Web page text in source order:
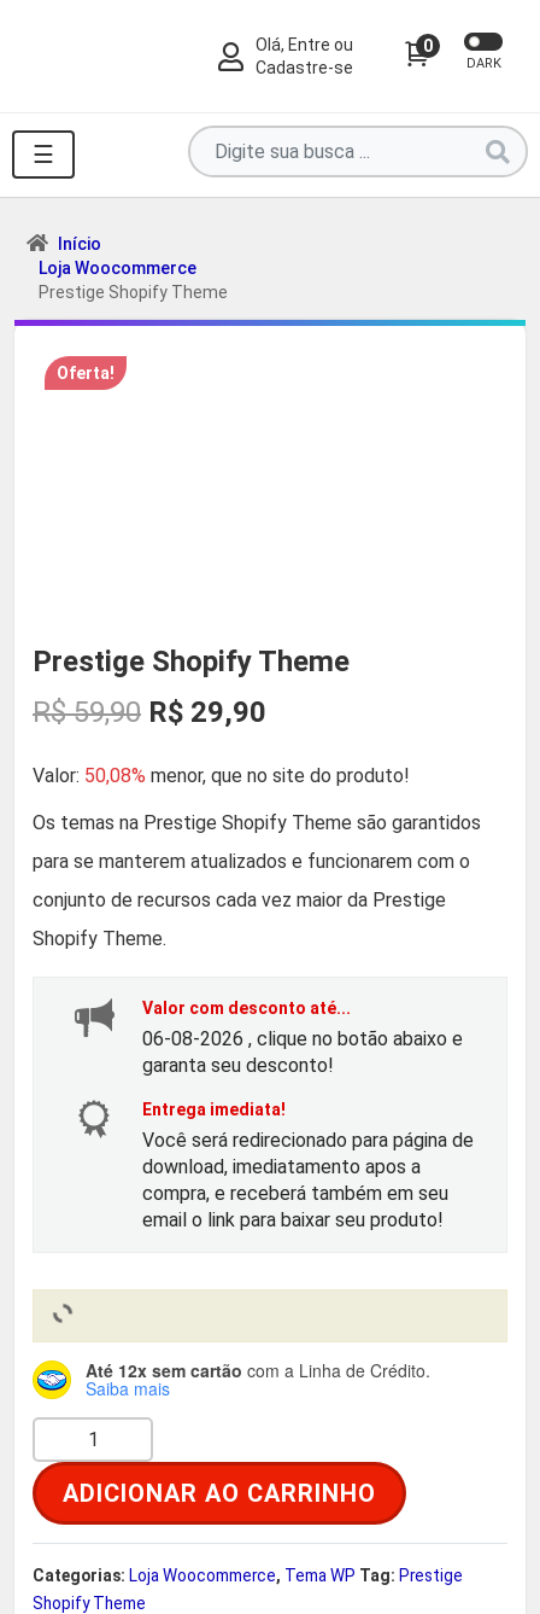
Olá, Entre ou
Cadastre-se
0
DARK
☰
Pesquise
por
produtos
...
Início
Loja Woocommerce
Prestige Shopify Theme
Oferta!
Prestige Shopify Theme
R$59,90 O
p
r
ç
o
o
r
i
g
i
n
a
l
e
r
R$ 29,90
p
r
o
a
t
u
a
l
é
R
$
Valor: 50,08% menor, que no site do produto!
Os temas na Prestige Shopify Theme são garantidos
para se manterem atualizados e funcionarem com o
conjunto de recursos cada vez maior da Prestige
Shopify Theme.
Valor com desconto até...
06-08-2026 , clique no botão abaixo e
garanta seu desconto!
Entrega imediata!
Você será redirecionado para página de
download, imediatamento apos a
compra, e receberá também em seu
email o link para baixar seu produto!
Até 12x sem cartão com a Linha de Crédito.
Saiba mais
r
e
i
ADICIONAR AO CARRINHO
Categorias: Loja Woocommerce, Tema WP Tag: Prestige
Shopify Theme